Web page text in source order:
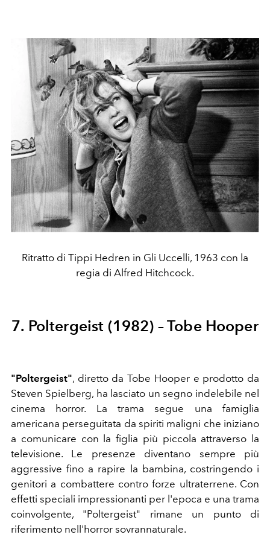
Ritratto di Tippi Hedren in Gli Uccelli, 1963 con la
regia di Alfred Hitchcock.
7. Poltergeist (1982) – Tobe Hooper
"Poltergeist", diretto da Tobe Hooper e prodotto da
Steven Spielberg, ha lasciato un segno indelebile nel
cinema horror. La trama segue una famiglia
americana perseguitata da spiriti maligni che iniziano
a comunicare con la figlia più piccola attraverso la
televisione. Le presenze diventano sempre più
aggressive fino a rapire la bambina, costringendo i
genitori a combattere contro forze ultraterrene. Con
effetti speciali impressionanti per l'epoca e una trama
coinvolgente, "Poltergeist" rimane un punto di
riferimento nell'horror sovrannaturale.